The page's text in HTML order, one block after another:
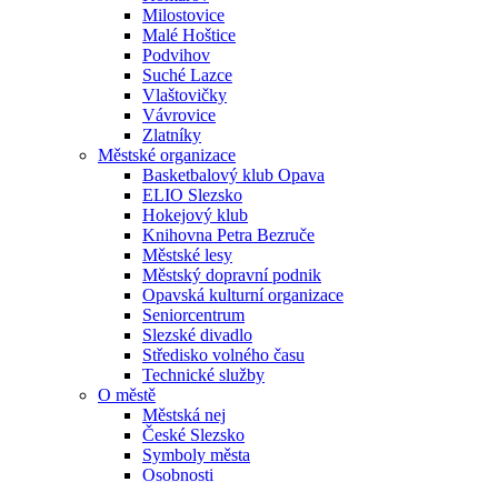
Milostovice
Malé Hoštice
Podvihov
Suché Lazce
Vlaštovičky
Vávrovice
Zlatníky
Městské organizace
Basketbalový klub Opava
ELIO Slezsko
Hokejový klub
Knihovna Petra Bezruče
Městské lesy
Městský dopravní podnik
Opavská kulturní organizace
Seniorcentrum
Slezské divadlo
Středisko volného času
Technické služby
O městě
Městská nej
České Slezsko
Symboly města
Osobnosti